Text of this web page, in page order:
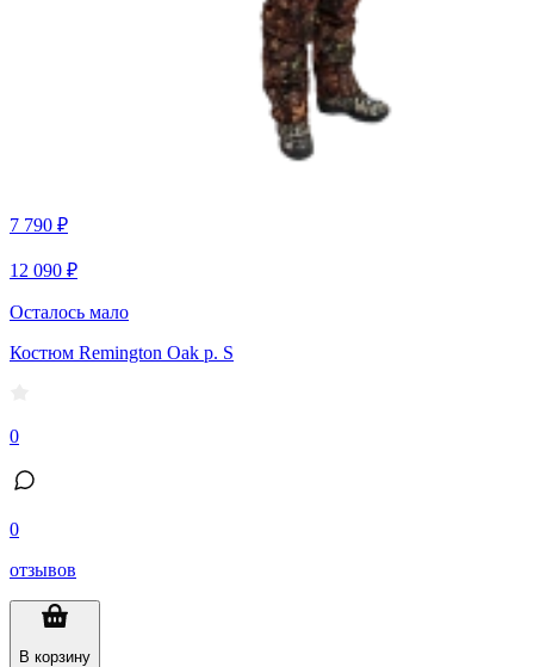
7 790 ₽
12 090 ₽
Осталось мало
Костюм Remington Oak р. S
0
0
отзывов
В корзину